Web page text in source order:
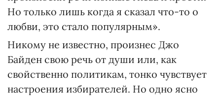
Но только лишь когда я сказал что-то о
любви, это стало популярным».
Никому не известно, произнес Джо
Байден свою речь от души или, как
свойственно политикам, тонко чувствует
настроения избирателей. Но одно ясно